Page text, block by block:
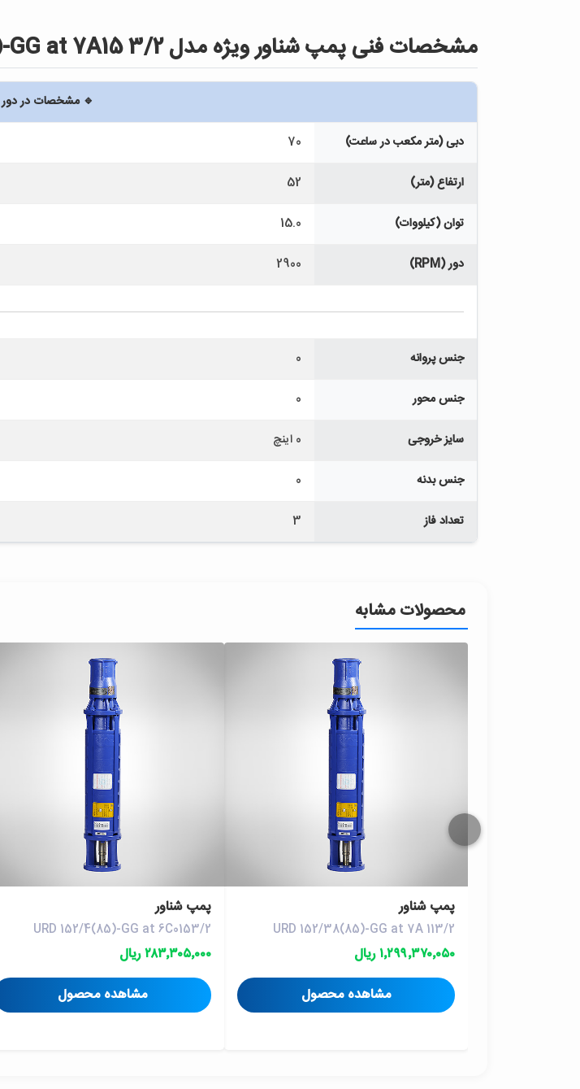
مشخصات فنی پمپ شناور ويژه مدل UQN 345/2(163.5)-GG at 7A15 3/2
🔹 مشخصات در دور 2900
دبی (متر مکعب در ساعت) 70
ارتفاع (متر) 52
توان (کیلووات) 15.0
دور (RPM) 2900
جنس پروانه 0
جنس محور 0
سایز خروجی 0 اینچ
جنس بدنه 0
تعداد فاز 3
محصولات مشابه
پمپ شناور
URD 152/38(85)-GG at 7A 113/2
۱٬۲۹۹٬۳۷۰٬۰۵۰ ریال
مشاهده محصول
پمپ شناور
URD 152/4(85)-GG at 6C0153/2
۲۸۳٬۳۰۵٬۰۰۰ ریال
مشاهده محصول